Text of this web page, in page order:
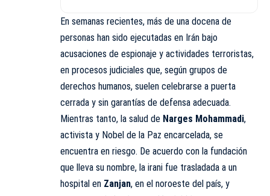
En semanas recientes, más de una docena de
personas han sido ejecutadas en Irán bajo
acusaciones de espionaje y actividades terroristas,
en procesos judiciales que, según grupos de
derechos humanos, suelen celebrarse a puerta
cerrada y sin garantías de defensa adecuada.
Mientras tanto, la salud de Narges Mohammadi,
activista y Nobel de la Paz encarcelada, se
encuentra en riesgo. De acuerdo con la fundación
que lleva su nombre, la irani fue trasladada a un
hospital en Zanjan, en el noroeste del país, y